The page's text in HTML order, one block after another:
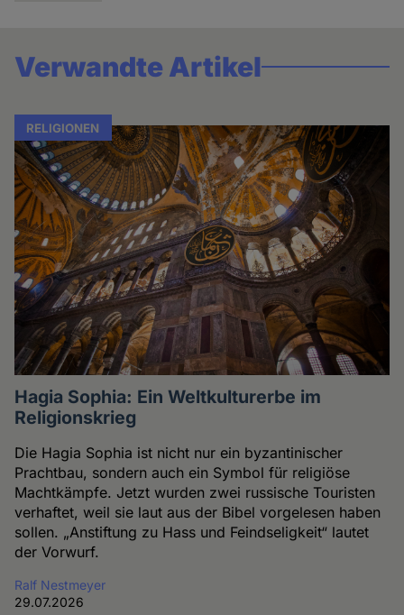
Verwandte Artikel
RELIGIONEN
Hagia Sophia: Ein Weltkulturerbe im
Religionskrieg
Die Hagia Sophia ist nicht nur ein byzantinischer
Prachtbau, sondern auch ein Symbol für religiöse
Machtkämpfe. Jetzt wurden zwei russische Touristen
verhaftet, weil sie laut aus der Bibel vorgelesen haben
sollen. „Anstiftung zu Hass und Feindseligkeit“ lautet
der Vorwurf.
Ralf Nestmeyer
29.07.2026